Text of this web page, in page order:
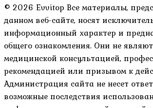
© 2026 Evvitop Все материалы,
данном веб-сайте, носят
информационный характер и
общего ознакомления. Они не
медицинской консультацией,
рекомендацией или призывом к
Администрация сайта не несет
возможные последствия